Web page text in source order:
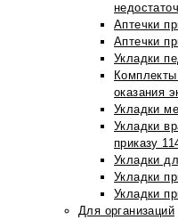
Аптечки
Аптечки
Укладки
оказания
Укладки
Укладки
приказу
Укладки
Укладки
Укладки
Для организаций